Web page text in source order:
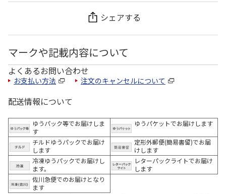
シェアする
マークや記載内容について
よくあるお問い合わせ
お支払い方法 注文のキャンセルについて
配送情報について
ゆうパック等でお届けしま
す
ゆうパケットでお届けします
チルドゆうパックでお届け
します
定形外郵便(簡易書留)でお届
けします
冷凍ゆうパックでお届けし
ます。
レターパックライトでお届け
します
佐川急便でのお届けとなり
ます